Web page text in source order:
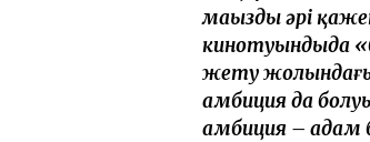
маңызды әрі
кинотуындыда
жету жолындағы
амбиция да
амбиция – адам